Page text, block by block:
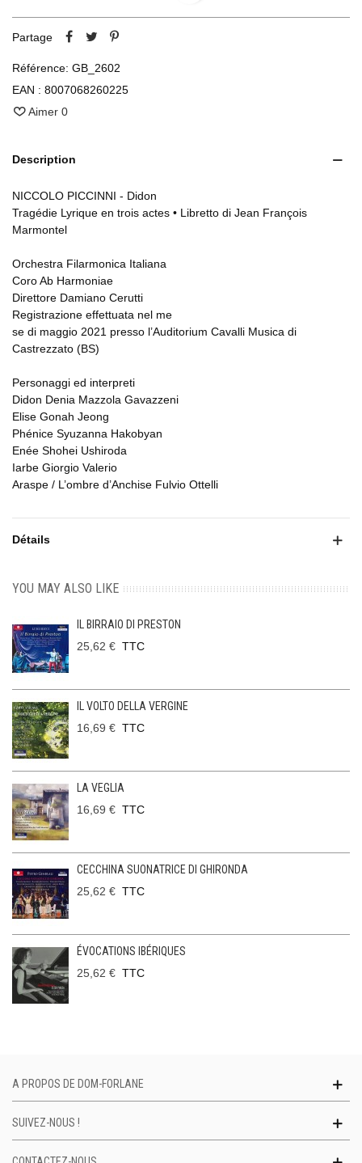
Partage
Référence: GB_2602
EAN : 8007068260225
Aimer 0
Description
NICCOLO PICCINNI - Didon
Tragédie Lyrique en trois actes • Libretto di Jean François
Marmontel
Orchestra Filarmonica Italiana
Coro Ab Harmoniae
Direttore Damiano Cerutti
Registrazione effettuata nel me
se di maggio 2021 presso l’Auditorium Cavalli Musica di
Castrezzato (BS)
Personaggi ed interpreti
Didon Denia Mazzola Gavazzeni
Elise Gonah Jeong
Phénice Syuzanna Hakobyan
Enée Shohei Ushiroda
Iarbe Giorgio Valerio
Araspe / L’ombre d’Anchise Fulvio Ottelli
Détails
YOU MAY ALSO LIKE
IL BIRRAIO DI PRESTON
25,62 € TTC
IL VOLTO DELLA VERGINE
16,69 € TTC
LA VEGLIA
16,69 € TTC
CECCHINA SUONATRICE DI GHIRONDA
25,62 € TTC
ÉVOCATIONS IBÉRIQUES
25,62 € TTC
A PROPOS DE DOM-FORLANE
SUIVEZ-NOUS !